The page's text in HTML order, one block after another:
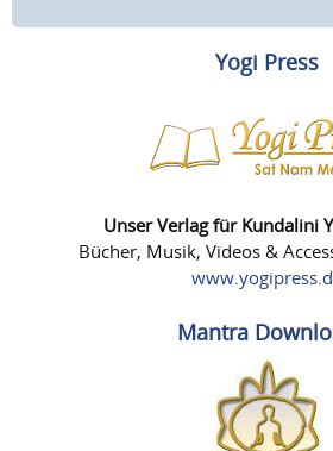
Yogi Press
Unser Verlag für Kundalini
Bücher, Musik, Videos &
Mantra